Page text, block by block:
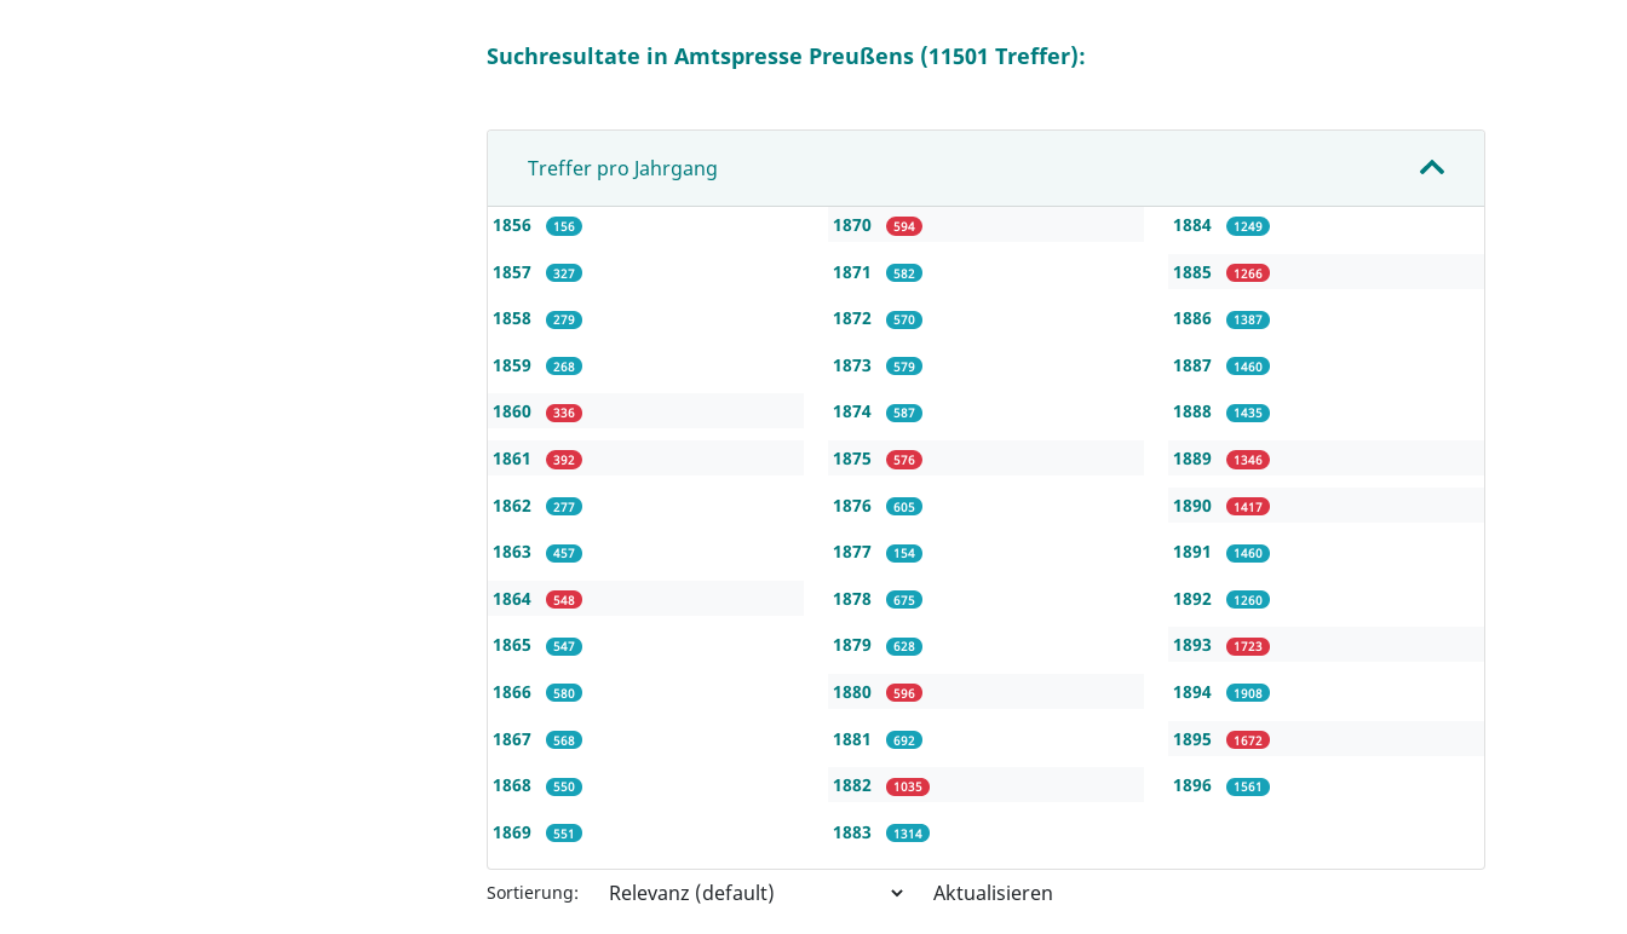
Suchresultate in Amtspresse Preußens (11501 Treffer):
Treffer pro Jahrgang
1856 156
1857 327
1858 279
1859 268
1860 336
1861 392
1862 277
1863 457
1864 548
1865 547
1866 580
1867 568
1868 550
1869 551
1870 594
1871 582
1872 570
1873 579
1874 587
1875 576
1876 605
1877 154
1878 675
1879 628
1880 596
1881 692
1882 1035
1883 1314
1884 1249
1885 1266
1886 1387
1887 1460
1888 1435
1889 1346
1890 1417
1891 1460
1892 1260
1893 1723
1894 1908
1895 1672
1896 1561
Sortierung: Aktualisieren